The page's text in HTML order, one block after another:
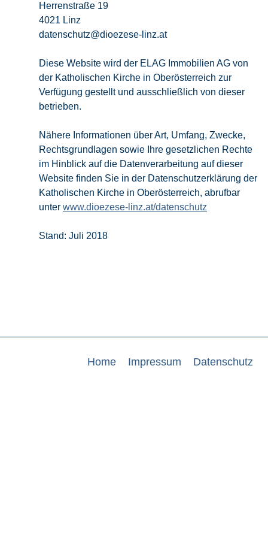
Herrenstraße 19
4021 Linz
datenschutz@dioezese-linz.at
Diese Website wird der ELAG Immobilien AG von
der Katholischen Kirche in Oberösterreich zur
Verfügung gestellt und ausschließlich von dieser
betrieben.
Nähere Informationen über Art, Umfang, Zwecke,
Rechtsgrundlagen sowie Ihre gesetzlichen Rechte
im Hinblick auf die Datenverarbeitung auf dieser
Website finden Sie in der Datenschutzerklärung der
Katholischen Kirche in Oberösterreich, abrufbar
unter www.dioezese-linz.at/datenschutz
Stand: Juli 2018
Home Impressum Datenschutz